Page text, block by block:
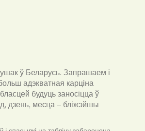
ў Беларусь. Запрашаем і
адэкватная карціна
будуць заносіцца ў
дзень, месца – бліжэйшы